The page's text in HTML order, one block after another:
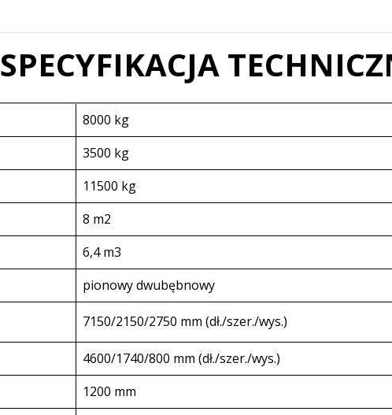
SPECYFIKACJA
8000 kg
3500 kg
11500 kg
8 m2
6,4 m3
pionowy dwubębnowy
7150/2150/2750 mm (dł./szer./wys.)
4600/1740/800 mm (dł./szer./wys.)
1200 mm